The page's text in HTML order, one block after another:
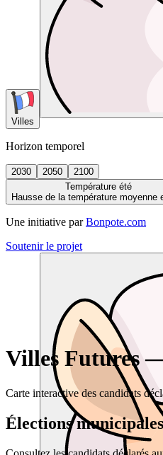
Villes
Horizon temporel
2030 2050
2100
Température été
Hausse de la température moyenne
Une initiative par Bonpote.com
Soutenir le projet
Villes Futures
Carte interactive des candidats
Élections